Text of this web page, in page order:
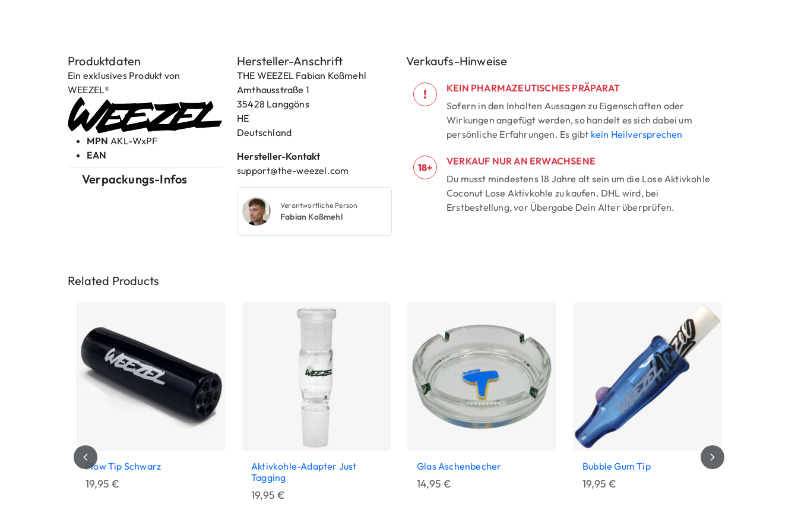
Produktdaten
Ein exklusives Produkt von
WEEZEL®
MPN AKL-WxPF
EAN
Verpackungs-Infos
Hersteller-Anschrift
THE WEEZEL Fabian Koßmehl
Amthausstraße 1
35428 Langgöns
HE
Deutschland
Hersteller-Kontakt
support@the-weezel.com
Verantwortliche Person
Fabian Koßmehl
Verkaufs-Hinweise
!
KEIN PHARMAZEUTISCHES PRÄPARAT
Sofern in den Inhalten Aussagen zu Eigenschaften oder
Wirkungen angefügt werden, so handelt es sich dabei um
persönliche Erfahrungen. Es gibt kein Heilversprechen
18+
VERKAUF NUR AN ERWACHSENE
Du musst mindestens 18 Jahre alt sein um die Lose Aktivkohle
Coconut Lose Aktivkohle zu kaufen. DHL wird, bei
Erstbestellung, vor Übergabe Dein Alter überprüfen.
Related Products
Flow Tip Schwarz
19,95€
Aktivkohle-Adapter Just
Tagging
19,95€
Glas Aschenbecher
14,95€
Bubble Gum Tip
19,95€